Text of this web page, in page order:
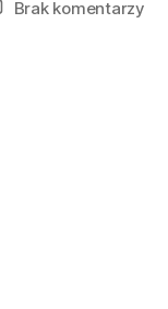
Brak komentarzydo